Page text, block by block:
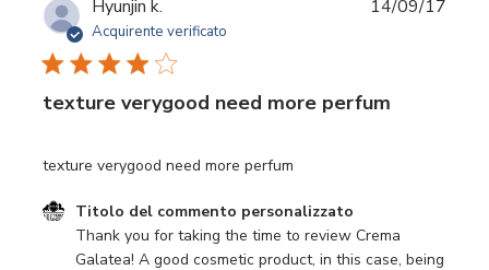
Hyunjin k.
Acquirente verificato
texture verygood need more perfum
texture verygood need more perfum
Commenti del proprietario del negozio sulla recensione
Titolo del commento personalizzato
Thank you for taking the time to review Crema
Galatea! A good cosmetic product, in this case, being
Data
14/09/17